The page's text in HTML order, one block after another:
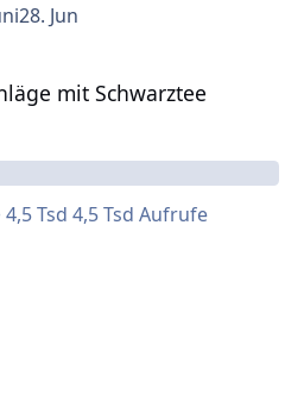
28. Jun
mit Schwarztee
4,5 Tsd Aufrufe